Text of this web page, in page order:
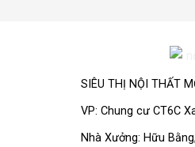
SIÊU THỊ NỘI THẤT
VP: Chung cư CT6C
Nhà Xưởng: Hữu